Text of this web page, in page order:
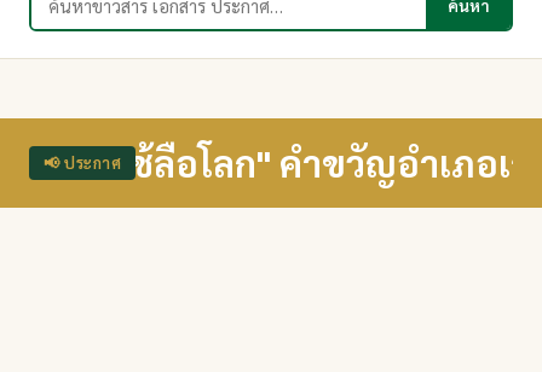
ค้นหา
📢 ประกาศ
อโลก" คำขวัญอำเภอเถิน "